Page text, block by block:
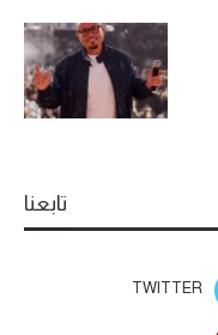
تابعنا
TWITTER